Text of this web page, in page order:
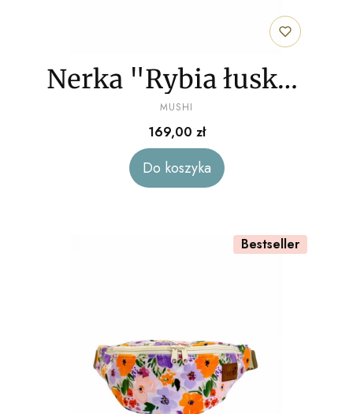
Nerka "Rybia łuska"
tkanina tapicerska
PRODUCENT
MUSHI
Cena
169,00 zł
Do koszyka
Bestseller